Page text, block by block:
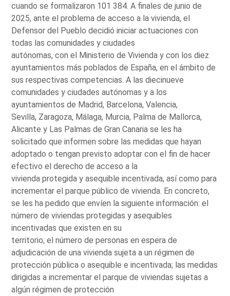
cuando se formalizaron 101 384. A finales de junio de
2025, ante el problema de acceso a la vivienda, el
Defensor del Pueblo decidió iniciar actuaciones con
todas las comunidades y ciudades
autónomas, con el Ministerio de Vivienda y con los diez
ayuntamientos más poblados de España, en el ámbito de
sus respectivas competencias. A las diecinueve
comunidades y ciudades autónomas y a los
ayuntamientos de Madrid, Barcelona, Valencia,
Sevilla, Zaragoza, Málaga, Murcia, Palma de Mallorca,
Alicante y Las Palmas de Gran Canaria se les ha
solicitado que informen sobre las medidas que hayan
adoptado o tengan previsto adoptar con el fin de hacer
efectivo el derecho de acceso a la
vivienda protegida y asequible incentivada, así como para
incrementar el parque público de vivienda. En concreto,
se les ha pedido que envíen la siguiente información: el
número de viviendas protegidas y asequibles
incentivadas que existen en su
territorio; el número de personas en espera de
adjudicación de una vivienda sujeta a un régimen de
protección pública o asequible e incentivada; las medidas
dirigidas a incrementar el parque de viviendas sujetas a
algún régimen de protección